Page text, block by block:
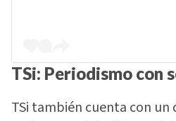
TSi: Periodismo con
TSi también cuenta con